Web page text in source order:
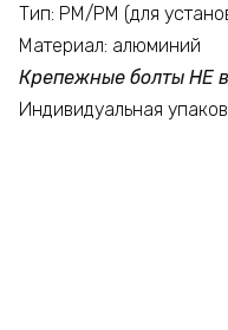
Тип: PM/PM (для
Материал: алюминий
Крепежные болты НЕ
Индивидуальная